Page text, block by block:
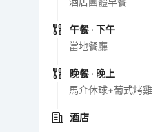
午餐 · 下午
當地餐廳
晚餐 · 晚上
馬介休球+葡式烤雞
酒店